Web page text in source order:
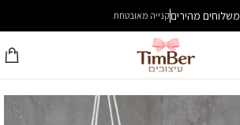
משלוחים מהיריםקנייה מאובטחת